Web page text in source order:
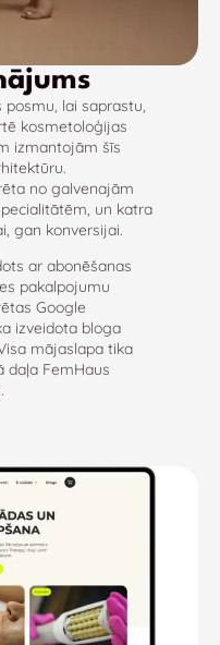
lai saprastu,
kosmetoloģijas
izmantojām šīs
no galvenajām
un katra
gan konversijai.
ar abonēšanas
pakalpojumu
Google
izveidota bloga
mājaslapa tika
daļa FemHaus